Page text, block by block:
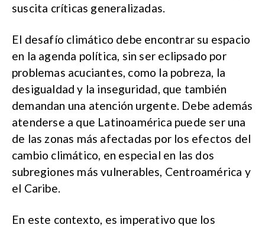
suscita críticas generalizadas.
El desafío climático debe encontrar su espacio
en la agenda política, sin ser eclipsado por
problemas acuciantes, como la pobreza, la
desigualdad y la inseguridad, que también
demandan una atención urgente. Debe además
atenderse a que Latinoamérica puede ser una
de las zonas más afectadas por los efectos del
cambio climático, en especial en las dos
subregiones más vulnerables, Centroamérica y
el Caribe.
En este contexto, es imperativo que los